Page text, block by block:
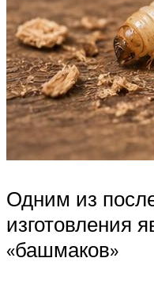
Одним из
изготовления
«башмаков»